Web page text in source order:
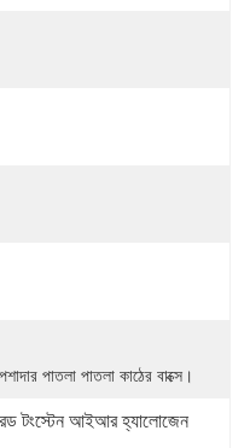
পাতলা পাতলা কাঠের বাক্সে।
টংস্টেন আইআর হ্যালোজেন